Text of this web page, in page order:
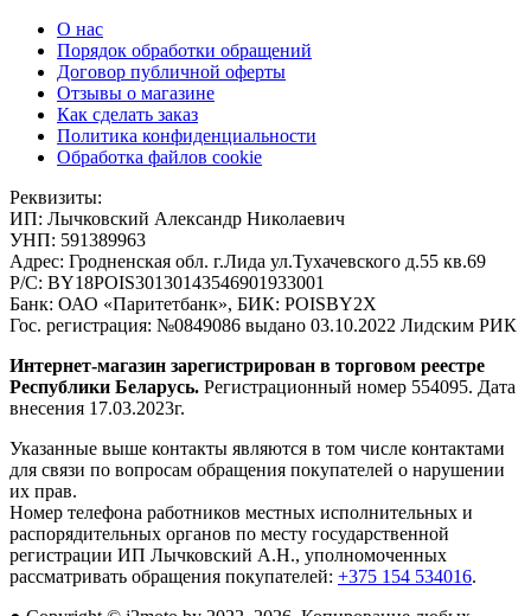
О нас
Порядок обработки обращений
Договор публичной оферты
Отзывы о магазине
Как сделать заказ
Политика конфиденциальности
Обработка файлов cookie
Реквизиты:
ИП: Лычковский Александр Николаевич
УНП: 591389963
Адрес: Гродненская обл. г.Лида ул.Тухачевского д.55 кв.69
Р/С: BY18POIS30130143546901933001
Банк: ОАО «Паритетбанк», БИК: POISBY2X
Гос. регистрация: №0849086 выдано 03.10.2022 Лидским РИК
Интернет-магазин зарегистрирован в торговом реестре
Республики Беларусь. Регистрационный номер 554095. Дата
внесения 17.03.2023г.
Указанные выше контакты являются в том числе контактами
для связи по вопросам обращения покупателей о нарушении
их прав.
Номер телефона работников местных исполнительных и
распорядительных органов по месту государственной
регистрации ИП Лычковский А.Н., уполномоченных
рассматривать обращения покупателей: +375 154 534016.